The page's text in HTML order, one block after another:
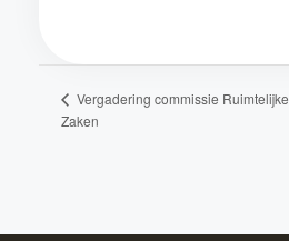
Vergadering commissie Ruimtelijke
Zaken